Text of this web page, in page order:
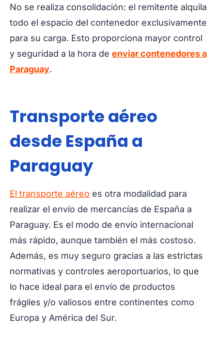
No se realiza consolidación: el remitente alquila
todo el espacio del contenedor exclusivamente
para su carga. Esto proporciona mayor control
y seguridad a la hora de enviar contenedores a
Paraguay.
Transporte aéreo
desde España a
Paraguay
El transporte aéreo es otra modalidad para
realizar el envío de mercancías de España a
Paraguay. Es el modo de envío internacional
más rápido, aunque también el más costoso.
Además, es muy seguro gracias a las estrictas
normativas y controles aeroportuarios, lo que
lo hace ideal para el envío de productos
frágiles y/o valiosos entre continentes como
Europa y América del Sur.